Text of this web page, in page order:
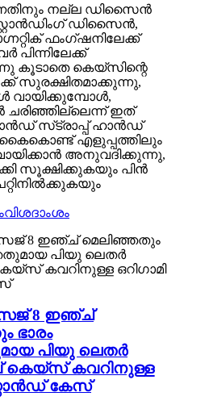
നല്ല ഡിസൈൻ
ഡിസൈൻ,
ഫംഗ്‌ഷനിലേക്ക്
പിന്നിലേക്ക്
കൂടാതെ കെയ്‌സിന്റെ
സുരക്ഷിതമാക്കുന്നു,
വായിക്കുമ്പോൾ,
ചരിഞ്ഞില്ലെന്ന് ഇത്
സ്‌ട്രാപ്പ് ഹാൻഡ്
കൈകൊണ്ട് എളുപ്പത്തിലും
അനുവദിക്കുന്നു,
സൂക്ഷിക്കുകയും പിൻ
വിശദാംശം
8 ഇഞ്ച്
ഭാരം
പിയു ലെതർ
കെയ്‌സ് കവറിനുള്ള
കേസ്